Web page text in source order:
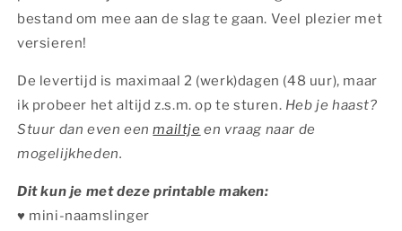
bestand om mee aan de slag te gaan. Veel plezier met
versieren!
De levertijd is maximaal 2 (werk)dagen (48 uur), maar
ik probeer het altijd z.s.m. op te sturen. Heb je haast?
Stuur dan even eenmailtje en vraag naar de
mogelijkheden.
Dit kun je met deze printable maken:
♥︎ mini-naamslinger